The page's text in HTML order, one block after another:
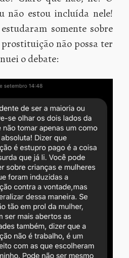
não estou incluída nele!
somente sobre
não possa ter
o debate: